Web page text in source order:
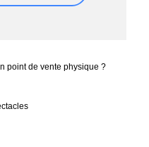
point de vente physique ?